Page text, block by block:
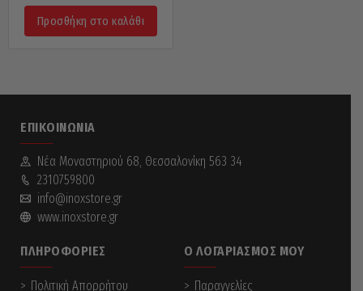
Προσθήκη στο καλάθι
ΕΠΙΚΟΙΝΩΝΊΑ
Νέα Mοναστηριού 68, Θεσσαλονίκη 563 34
2310759800
info@inoxstore.gr
www.inoxstore.gr
ΠΛΗΡΟΦΟΡΊΕΣ
Πολιτική Απορρήτου
Ο ΛΟΓΑΡΙΑΣΜΌΣ ΜΟΥ
Παραγγελίες